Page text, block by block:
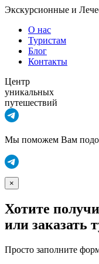
Экскурсионные и
О нас
Туристам
Блог
Контакты
Центр
уникальных
путешествий
Мы поможем Вам
×
Хотите
или заказать
Просто заполните